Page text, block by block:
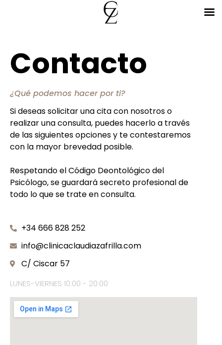
Contacto
¿Qué podemos hacer por ti?
Si deseas solicitar una cita con nosotros o
realizar una consulta, puedes hacerlo a través
de las siguientes opciones y te contestaremos
con la mayor brevedad posible.
Respetando el Código Deontológico del
Psicólogo, se guardará secreto profesional de
todo lo que se trate en consulta.
+34 666 828 252
info@clinicaclaudiazafrilla.com
C/ Ciscar 57
LUNES-VIERNES 10:00 - 20:00